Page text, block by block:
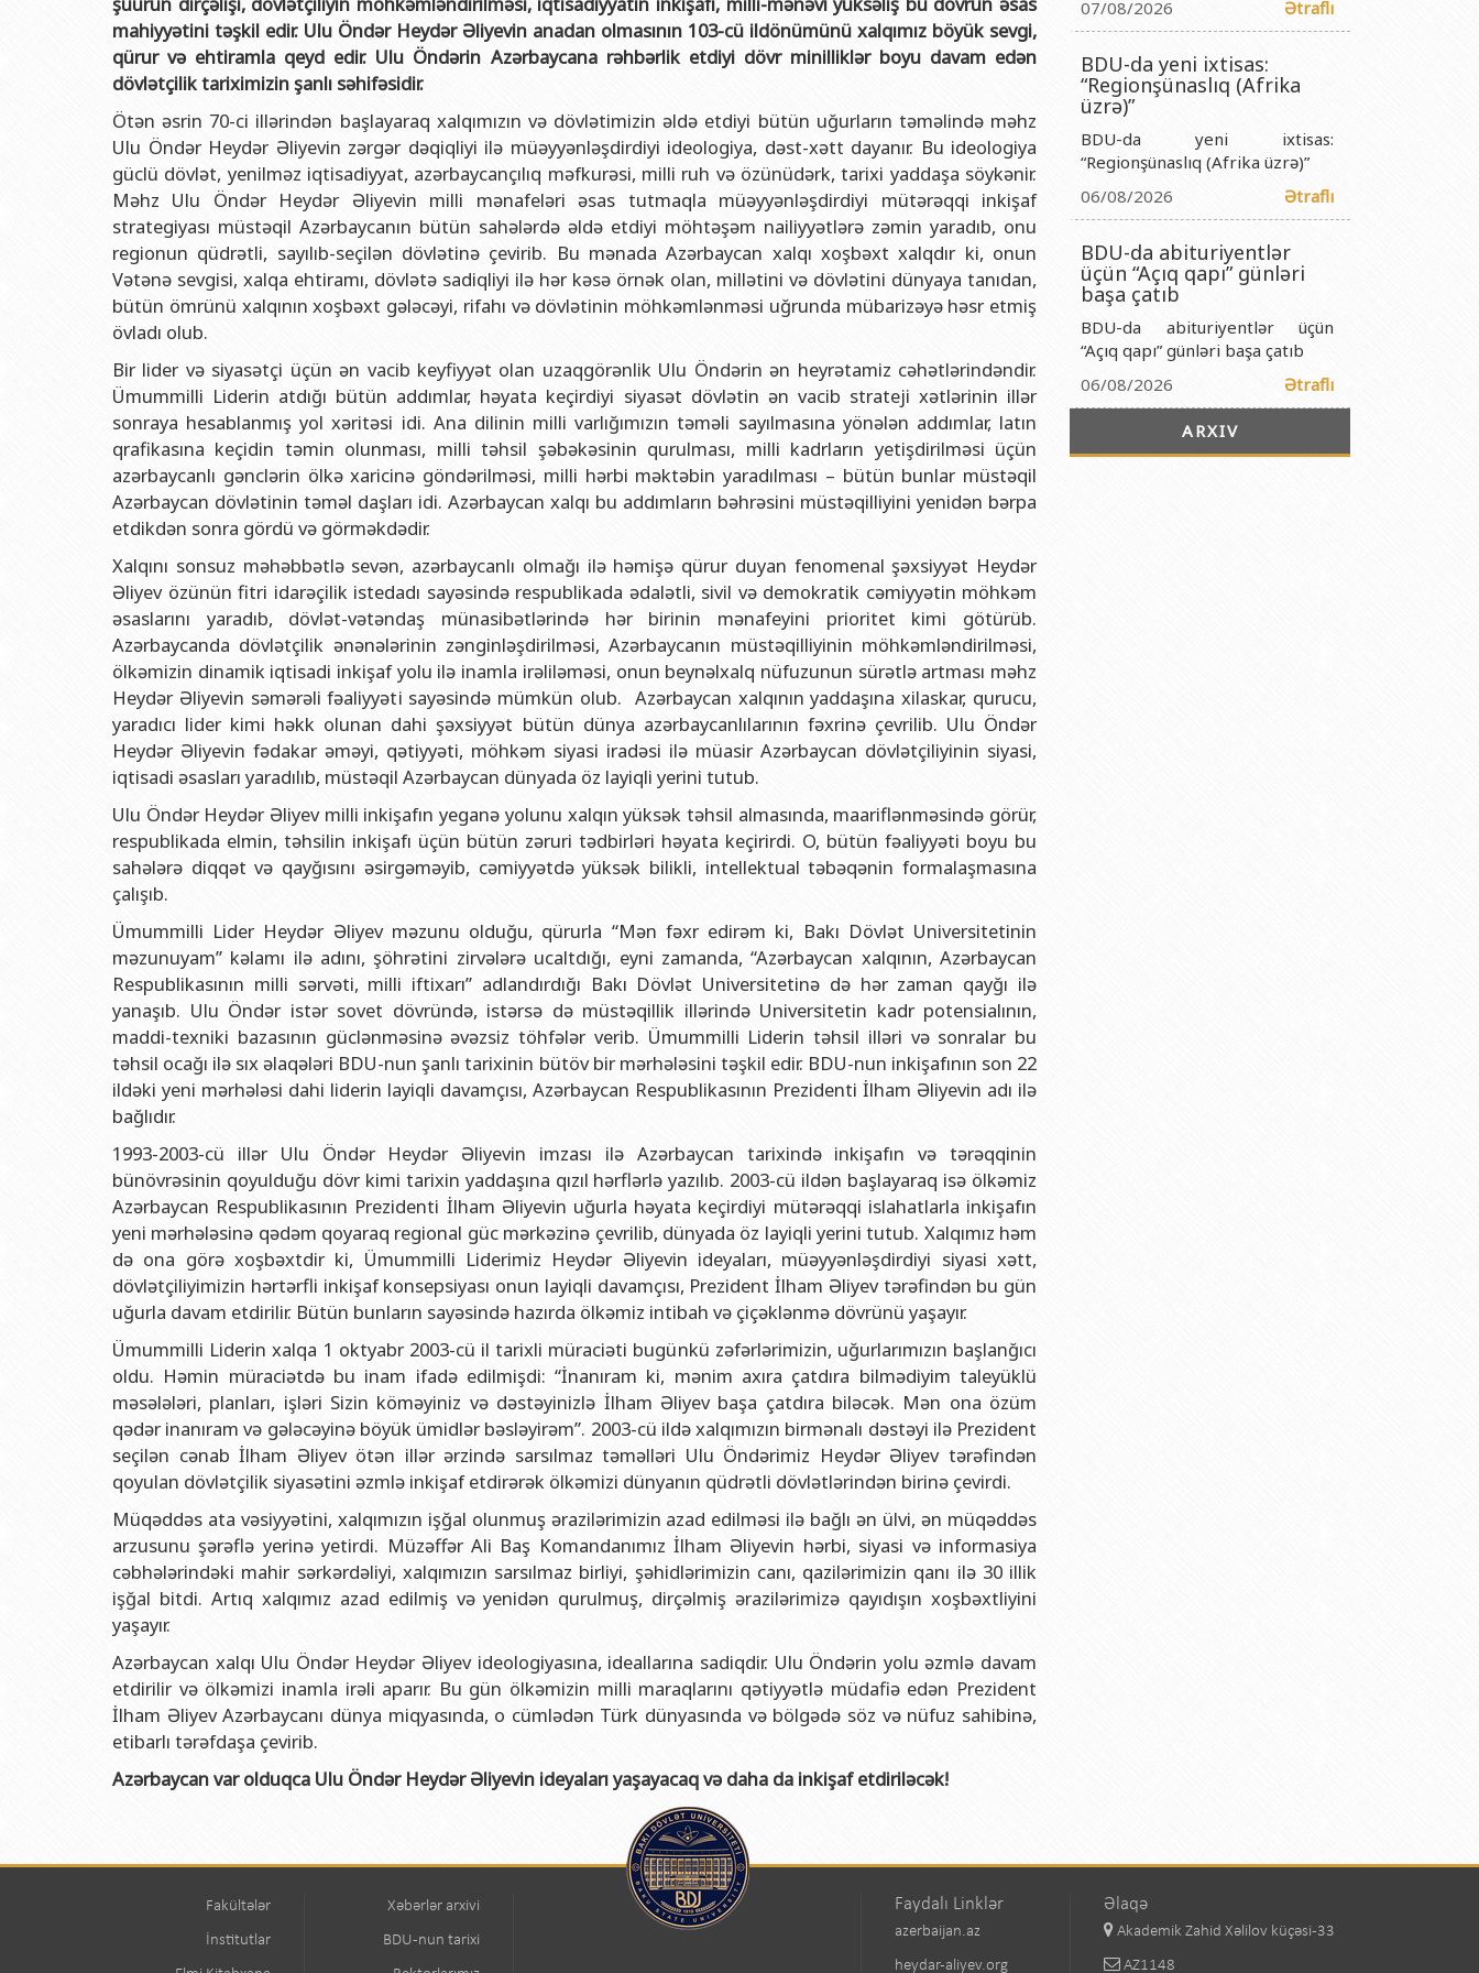
Rektorlarımız
BDU-nun məzunları
Fəxri doktorlarımız
BDU-da təhsil
BDU-da tədris olunan ixtisaslar
Universitet tarixinin ən mühüm hadisələri
Humanitar məsələlər və gənclər siyasəti şöbəsi
İnsan resursları və hüquq şöbəsi
Sənədlər və Müraciətlərlə iş şöbəsi
Maliyyə və təminat Departamenti
Keyfiyyətin təminatı, monitorinq şöbəsi
Psixoloji Yardım Sektoru
Mədəniyyət-yaradıcılıq Mərkəzi
İdman-sağlamlıq Mərkəzi
BDU-nun Nəşr Evi
Coğrafiya fakültəsi
Geologiya fakültəsi
Tarix fakültəsi
Beynəlxalq münasibətlər və iqtisadiyyat fakültəsi
Hüquq fakültəsi
Jurnalistika fakültəsi
İnformasiya və sənəd menecmenti fakültəsi
Şərqşünasliq fakültəsi
Azərbaycan Respublikasının Elm və Təhsil Nazirliyinin Fizika İnstitutu Publik Hüquqi Şəxsi
Azərbaycan Respublikasının Elm və Təhsil Nazirliyinin Riyaziyyat İnstitutu Publik Hüquqi Şəxsi
Azərbaycan Respublikasının Elm və Təhsil Nazirliyinin Kimya İnstitutu Publik Hüquqi Şəxsi
Azərbaycan Respublikasının Elm və Təhsil Nazirliyinin Molekulyar Biologiya İnstitutu Publik Hüquqi Şəxsi
mahiyyətini təşkil edir. Ulu Öndər Heydər Əliyevin anadan olmasının 103-cü ildönümünü xalqımız böyük sevgi,
qürur və ehtiramla qeyd edir. Ulu Öndərin Azərbaycana rəhbərlik etdiyi dövr minilliklər boyu davam edən
dövlətçilik tariximizin şanlı səhifəsidir.
Ötən əsrin 70-ci illərindən başlayaraq xalqımızın və dövlətimizin əldə etdiyi bütün uğurların təməlində məhz
Ulu Öndər Heydər Əliyevin zərgər dəqiqliyi ilə müəyyənləşdirdiyi ideologiya, dəst-xətt dayanır. Bu ideologiya
güclü dövlət, yenilməz iqtisadiyyat, azərbaycançılıq məfkurəsi, milli ruh və özünüdərk, tarixi yaddaşa söykənir.
Məhz Ulu Öndər Heydər Əliyevin milli mənafeləri əsas tutmaqla müəyyənləşdirdiyi mütərəqqi inkişaf
strategiyası müstəqil Azərbaycanın bütün sahələrdə əldə etdiyi möhtəşəm nailiyyətlərə zəmin yaradıb, onu
regionun qüdrətli, sayılıb-seçilən dövlətinə çevirib. Bu mənada Azərbaycan xalqı xoşbəxt xalqdır ki, onun
Vətənə sevgisi, xalqa ehtiramı, dövlətə sadiqliyi ilə hər kəsə örnək olan, millətini və dövlətini dünyaya tanıdan,
bütün ömrünü xalqının xoşbəxt gələcəyi, rifahı və dövlətinin möhkəmlənməsi uğrunda mübarizəyə həsr etmiş
övladı olub.
Bir lider və siyasətçi üçün ən vacib keyfiyyət olan uzaqgörənlik Ulu Öndərin ən heyrətamiz cəhətlərindəndir.
Ümummilli Liderin atdığı bütün addımlar, həyata keçirdiyi siyasət dövlətin ən vacib strateji xətlərinin illər
sonraya hesablanmış yol xəritəsi idi. Ana dilinin milli varlığımızın təməli sayılmasına yönələn addımlar, latın
qrafikasına keçidin təmin olunması, milli təhsil şəbəkəsinin qurulması, milli kadrların yetişdirilməsi üçün
azərbaycanlı gənclərin ölkə xaricinə göndərilməsi, milli hərbi məktəbin yaradılması – bütün bunlar müstəqil
Azərbaycan dövlətinin təməl daşları idi. Azərbaycan xalqı bu addımların bəhrəsini müstəqilliyini yenidən bərpa
etdikdən sonra gördü və görməkdədir.
Xalqını sonsuz məhəbbətlə sevən, azərbaycanlı olmağı ilə həmişə qürur duyan fenomenal şəxsiyyət Heydər
Əliyev özünün fitri idarəçilik istedadı sayəsində respublikada ədalətli, sivil və demokratik cəmiyyətin möhkəm
əsaslarını yaradıb, dövlət-vətəndaş münasibətlərində hər birinin mənafeyini prioritet kimi götürüb.
Azərbaycanda dövlətçilik ənənələrinin zənginləşdirilməsi, Azərbaycanın müstəqilliyinin möhkəmləndirilməsi,
ölkəmizin dinamik iqtisadi inkişaf yolu ilə inamla irəliləməsi, onun beynəlxalq nüfuzunun sürətlə artması məhz
Heydər Əliyevin səmərəli fəaliyyəti sayəsində mümkün olub. Azərbaycan xalqının yaddaşına xilaskar, qurucu,
yaradıcı lider kimi həkk olunan dahi şəxsiyyət bütün dünya azərbaycanlılarının fəxrinə çevrilib. Ulu Öndər
Heydər Əliyevin fədakar əməyi, qətiyyəti, möhkəm siyasi iradəsi ilə müasir Azərbaycan dövlətçiliyinin siyasi,
iqtisadi əsasları yaradılıb, müstəqil Azərbaycan dünyada öz layiqli yerini tutub.
Ulu Öndər Heydər Əliyev milli inkişafın yeganə yolunu xalqın yüksək təhsil almasında, maariflənməsində görür,
respublikada elmin, təhsilin inkişafı üçün bütün zəruri tədbirləri həyata keçirirdi. O, bütün fəaliyyəti boyu bu
sahələrə diqqət və qayğısını əsirgəməyib, cəmiyyətdə yüksək bilikli, intellektual təbəqənin formalaşmasına
çalışıb.
Ümummilli Lider Heydər Əliyev məzunu olduğu, qürurla “Mən fəxr edirəm ki, Bakı Dövlət Universitetinin
məzunuyam” kəlamı ilə adını, şöhrətini zirvələrə ucaltdığı, eyni zamanda, “Azərbaycan xalqının, Azərbaycan
Respublikasının milli sərvəti, milli iftixarı” adlandırdığı Bakı Dövlət Universitetinə də hər zaman qayğı ilə
yanaşıb. Ulu Öndər istər sovet dövründə, istərsə də müstəqillik illərində Universitetin kadr potensialının,
maddi-texniki bazasının güclənməsinə əvəzsiz töhfələr verib. Ümummilli Liderin təhsil illəri və sonralar bu
təhsil ocağı ilə sıx əlaqələri BDU-nun şanlı tarixinin bütöv bir mərhələsini təşkil edir. BDU-nun inkişafının son 22
ildəki yeni mərhələsi dahi liderin layiqli davamçısı, Azərbaycan Respublikasının Prezidenti İlham Əliyevin adı ilə
bağlıdır.
1993-2003-cü illər Ulu Öndər Heydər Əliyevin imzası ilə Azərbaycan tarixində inkişafın və tərəqqinin
bünövrəsinin qoyulduğu dövr kimi tarixin yaddaşına qızıl hərflərlə yazılıb. 2003-cü ildən başlayaraq isə ölkəmiz
Azərbaycan Respublikasının Prezidenti İlham Əliyevin uğurla həyata keçirdiyi mütərəqqi islahatlarla inkişafın
yeni mərhələsinə qədəm qoyaraq regional güc mərkəzinə çevrilib, dünyada öz layiqli yerini tutub. Xalqımız həm
də ona görə xoşbəxtdir ki, Ümummilli Liderimiz Heydər Əliyevin ideyaları, müəyyənləşdirdiyi siyasi xətt,
dövlətçiliyimizin hərtərfli inkişaf konsepsiyası onun layiqli davamçısı, Prezident İlham Əliyev tərəfindən bu gün
uğurla davam etdirilir. Bütün bunların sayəsində hazırda ölkəmiz intibah və çiçəklənmə dövrünü yaşayır.
Ümummilli Liderin xalqa 1 oktyabr 2003-cü il tarixli müraciəti bugünkü zəfərlərimizin, uğurlarımızın başlanğıcı
oldu. Həmin müraciətdə bu inam ifadə edilmişdi: “İnanıram ki, mənim axıra çatdıra bilmədiyim taleyüklü
məsələləri, planları, işləri Sizin köməyiniz və dəstəyinizlə İlham Əliyev başa çatdıra biləcək. Mən ona özüm
qədər inanıram və gələcəyinə böyük ümidlər bəsləyirəm”. 2003-cü ildə xalqımızın birmənalı dəstəyi ilə Prezident
seçilən cənab İlham Əliyev ötən illər ərzində sarsılmaz təməlləri Ulu Öndərimiz Heydər Əliyev tərəfindən
qoyulan dövlətçilik siyasətini əzmlə inkişaf etdirərək ölkəmizi dünyanın qüdrətli dövlətlərindən birinə çevirdi.
Müqəddəs ata vəsiyyətini, xalqımızın işğal olunmuş ərazilərimizin azad edilməsi ilə bağlı ən ülvi, ən müqəddəs
arzusunu şərəflə yerinə yetirdi. Müzəffər Ali Baş Komandanımız İlham Əliyevin hərbi, siyasi və informasiya
cəbhələrindəki mahir sərkərdəliyi, xalqımızın sarsılmaz birliyi, şəhidlərimizin canı, qazilərimizin qanı ilə 30 illik
işğal bitdi. Artıq xalqımız azad edilmiş və yenidən qurulmuş, dirçəlmiş ərazilərimizə qayıdışın xoşbəxtliyini
yaşayır.
Azərbaycan xalqı Ulu Öndər Heydər Əliyev ideologiyasına, ideallarına sadiqdir. Ulu Öndərin yolu əzmlə davam
etdirilir və ölkəmizi inamla irəli aparır. Bu gün ölkəmizin milli maraqlarını qətiyyətlə müdafiə edən Prezident
İlham Əliyev Azərbaycanı dünya miqyasında, o cümlədən Türk dünyasında və bölgədə söz və nüfuz sahibinə,
etibarlı tərəfdaşa çevirib.
Azərbaycan var olduqca Ulu Öndər Heydər Əliyevin ideyaları yaşayacaq və daha da inkişaf etdiriləcək!
07/08/2026
Ətraflı
BDU-da yeni ixtisas:
“Regionşünaslıq (Afrika
üzrə)”
BDU-da yeni ixtisas:
“Regionşünaslıq (Afrika üzrə)”
06/08/2026
Ətraflı
BDU-da abituriyentlər
üçün “Açıq qapı” günləri
başa çatıb
BDU-da abituriyentlər üçün
“Açıq qapı” günləri başa çatıb
06/08/2026
Ətraflı
ARXIV
Fakültələr
İnstitutlar
Xəbərlər arxivi
BDU-nun tarixi
Faydalı Linklər
azerbaijan.az
heydar-aliyev.org
Əlaqə
Akademik Zahid Xəlilov küçəsi-33
AZ1148